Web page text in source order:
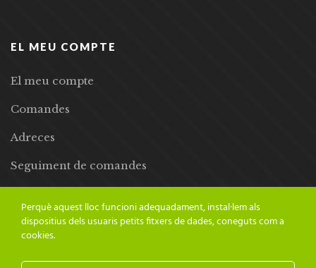
EL MEU COMPTE
El meu compte
Comandes
Adreces
Seguiment de comandes
Perquè aquest lloc funcioni adequadament, instal·lem als
dispositius dels usuaris petits fitxers de dades, coneguts com a
cookies.